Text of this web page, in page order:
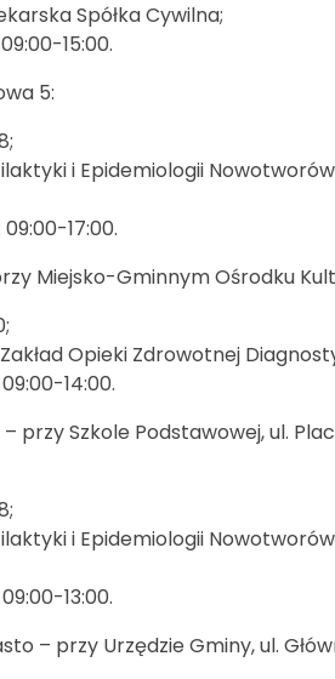
Spółka Cywilna;
15:00.
5:
i Epidemiologii Nowotworów
17:00.
Miejsko-Gminnym Ośrodku
Opieki Zdrowotnej
14:00.
przy Szkole Podstawowej, ul.
i Epidemiologii Nowotworów
13:00.
– przy Urzędzie Gminy, ul.